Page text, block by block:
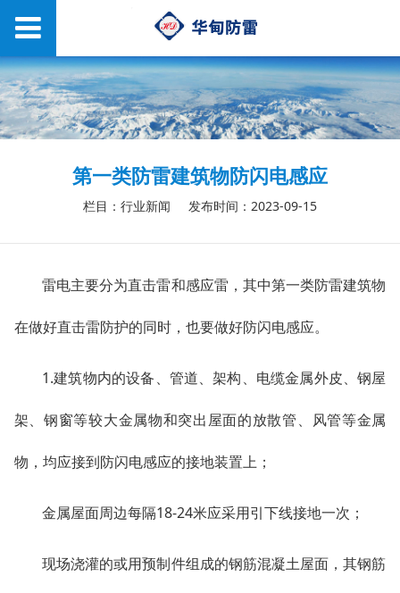
第一类防雷建筑物防闪电感应
栏目：行业新闻 发布时间：2023-09-15
雷电主要分为直击雷和感应雷，其中第一类防雷建筑物
在做好直击雷防护的同时，也要做好防闪电感应。
1.建筑物内的设备、管道、架构、电缆金属外皮、钢屋
架、钢窗等较大金属物和突出屋面的放散管、风管等金属
物，均应接到防闪电感应的接地装置上；
金属屋面周边每隔18-24米应采用引下线接地一次；
现场浇灌的或用预制件组成的钢筋混凝土屋面，其钢筋